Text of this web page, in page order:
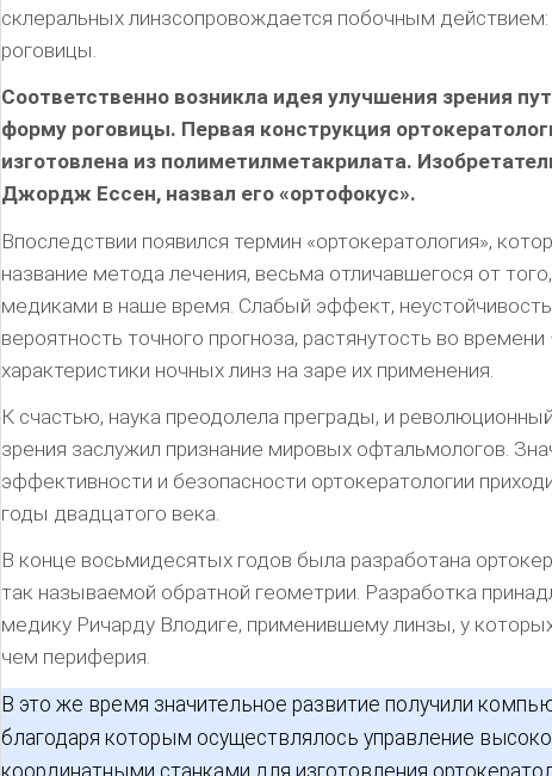
склеральных линзсопровождается побочным
роговицы.
Соответственно возникла идея улучшения зрения
форму роговицы. Первая конструкция
изготовлена из полиметилметакрилата.
Джордж Ессен, назвал его «ортофокус».
Впоследствии появился термин «ортокератология»,
название метода лечения, весьма отличавшегося от
медиками в наше время. Слабый эффект, неустойчивость
вероятность точного прогноза, растянутость во
характеристики ночных линз на заре их применения.
К счастью, наука преодолела преграды, и
зрения заслужил признание мировых офтальмологов.
эффективности и безопасности ортокератологии
годы двадцатого века.
В конце восьмидесятых годов была разработана
так называемой обратной геометрии. Разработка
медику Ричарду Влодиге, применившему линзы, у
чем периферия.
В это же время значительное развитие получили
благодаря которым осуществлялось управление
координатными станками для изготовления